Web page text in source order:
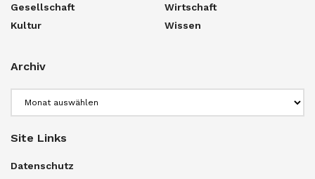
Gesellschaft
Kultur
Wirtschaft
Wissen
Archiv
Site Links
Datenschutz